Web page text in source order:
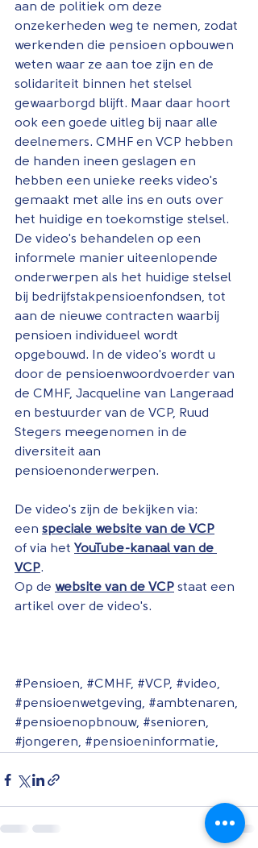
aan de politiek om deze
onzekerheden weg te nemen, zodat
werkenden die pensioen opbouwen
weten waar ze aan toe zijn en de
solidariteit binnen het stelsel
gewaarborgd blijft. Maar daar hoort
ook een goede uitleg bij naar alle
deelnemers. CMHF en VCP hebben
de handen ineen geslagen en
hebben een unieke reeks video's
gemaakt met alle ins en outs over
het huidige en toekomstige stelsel.
De video's behandelen op een
informele manier uiteenlopende
onderwerpen als het huidige stelsel
bij bedrijfstakpensioenfondsen, tot
aan de nieuwe contracten waarbij
pensioen individueel wordt
opgebouwd. In de video's wordt u
door de pensioenwoordvoerder van
de CMHF, Jacqueline van Langeraad
en bestuurder van de VCP, Ruud
Stegers meegenomen in de
diversiteit aan
pensioenonderwerpen.
De video's zijn de bekijken via:
een speciale website van de VCP
of via het YouTube-kanaal van de
VCP.
Op de website van de VCP staat een
artikel over de video's.
#Pensioen, #CMHF, #VCP, #video,
#pensioenwetgeving, #ambtenaren,
#pensioenopbnouw, #senioren,
#jongeren, #pensioeninformatie,